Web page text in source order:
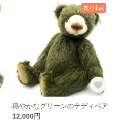
残り1点
穏やかなグリーンのテディベア
12,000円